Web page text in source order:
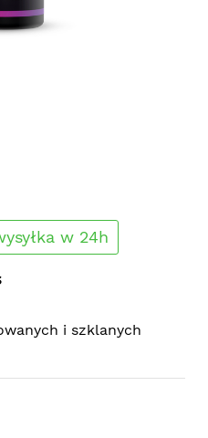
w 24h
i szklanych